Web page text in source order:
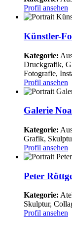
Profil ansehen
Künstler-
Kategorie:
Druckgrafik,
Fotografie,
Profil ansehen
Galerie
Kategorie:
Grafik,
Profil ansehen
Peter
Kategorie:
Skulptur,
Profil ansehen